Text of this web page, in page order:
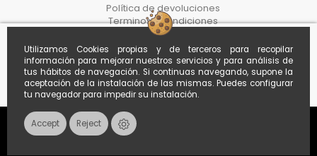
Utilizamos Cookies propias y de terceros para recopilar
información para mejorar nuestros servicios y para análisis de
tus hábitos de navegación. Si continuas navegando, supone la
aceptación de la instalación de las mismas. Puedes configurar
tu navegador para impedir su instalación.
Accept Reject
Política de devoluciones
Terminos y condiciones
Protección de datos
Proceso de compra
Politica de cookies
Withdraw from the contract here